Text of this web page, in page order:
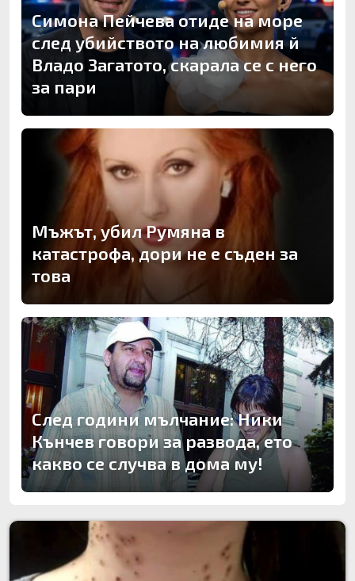
Симона Пейчева отиде на море
след убийството на любимия й
Владо Загатото, скарала се с него
за пари
Мъжът, убил Румяна в
катастрофа, дори не е съден за
това
След години мълчание: Ники
Кънчев говори за развода, ето
какво се случва в дома му!